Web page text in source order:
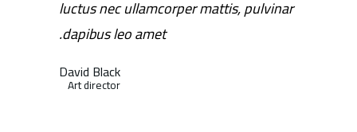
luctus nec ullamcorper mattis, pulvinar
dapibus leo amet.
David Black
Art director